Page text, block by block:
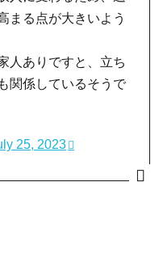
まる点が大きいよう
人ありですと、立ち
関係しているそうで
25, 2023